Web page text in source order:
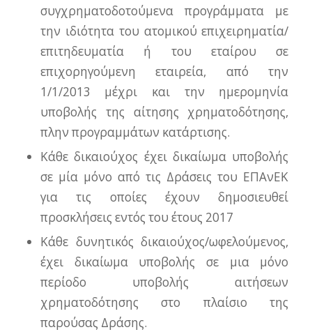
συγχρηματοδοτούμενα προγράμματα με
την ιδιότητα του ατομικού επιχειρηματία/
επιτηδευματία ή του εταίρου σε
επιχορηγούμενη εταιρεία, από την
1/1/2013 μέχρι και την ημερομηνία
υποβολής της αίτησης χρηματοδότησης,
πλην προγραμμάτων κατάρτισης.
Κάθε δικαιούχος έχει δικαίωμα υποβολής
σε μία μόνο από τις Δράσεις του ΕΠΑνΕΚ
για τις οποίες έχουν δημοσιευθεί
προσκλήσεις εντός του έτους 2017
Κάθε δυνητικός δικαιούχος/ωφελούμενος,
έχει δικαίωμα υποβολής σε μια μόνο
περίοδο υποβολής αιτήσεων
χρηματοδότησης στο πλαίσιο της
παρούσας Δράσης.